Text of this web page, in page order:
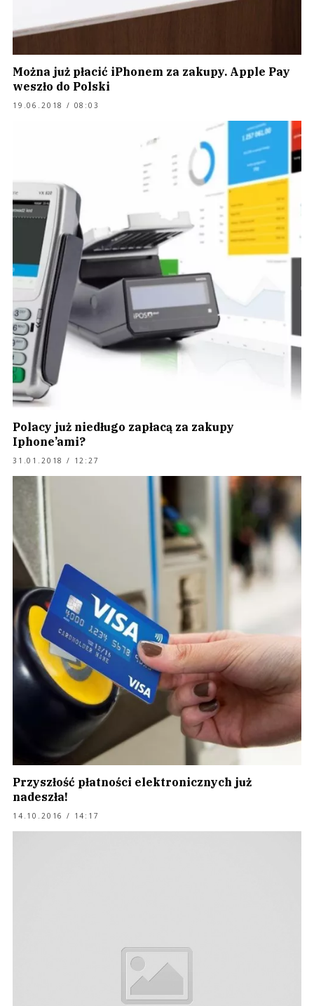
Można już płacić iPhonem za zakupy. Apple Pay
weszło do Polski
19.06.2018 / 08:03
Polacy już niedługo zapłacą za zakupy
Iphone’ami?
31.01.2018 / 12:27
Przyszłość płatności elektronicznych już
nadeszła!
14.10.2016 / 14:17